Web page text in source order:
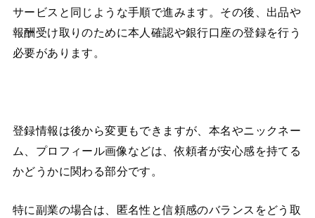
サービスと同じような手順で進みます。その後、出品や
報酬受け取りのために本人確認や銀行口座の登録を行う
必要があります。
登録情報は後から変更もできますが、本名やニックネー
ム、プロフィール画像などは、依頼者が安心感を持てる
かどうかに関わる部分です。
特に副業の場合は、匿名性と信頼感のバランスをどう取